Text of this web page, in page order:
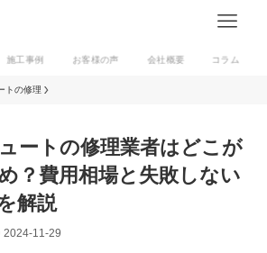
施工事例 お客様の声 会社概要 コラム
トの修理
ートの修理業者はどこが
？費用相場と失敗しない
解説
2024-11-29